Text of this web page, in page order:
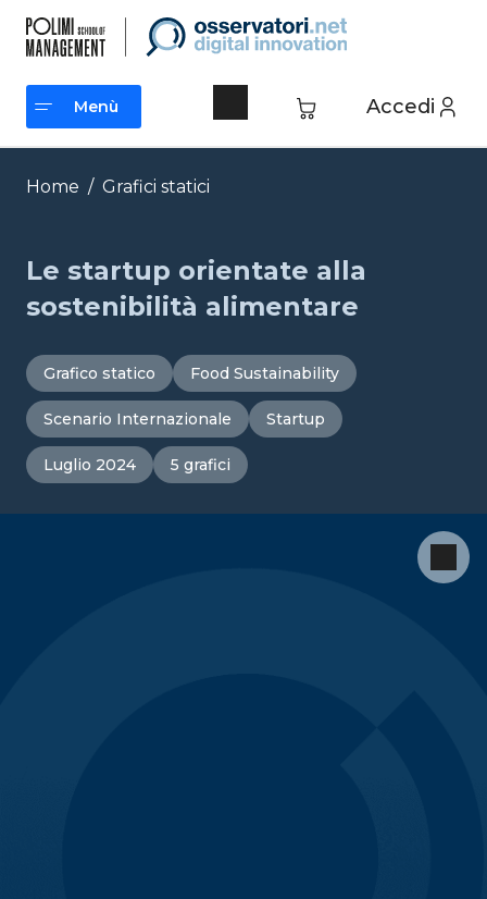
contenuto
Accedi
Menù
Menù
Home / Grafici statici
Le startup orientate alla
sostenibilità alimentare
Grafico statico Food Sustainability
Scenario Internazionale Startup
Luglio 2024 5 grafici